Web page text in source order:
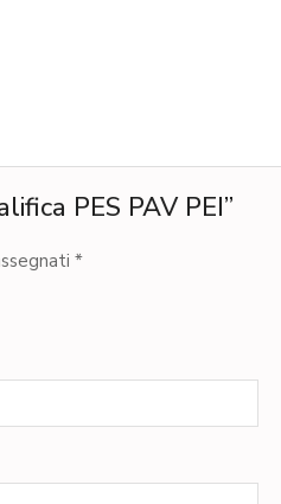
PES PAV PEI”
*